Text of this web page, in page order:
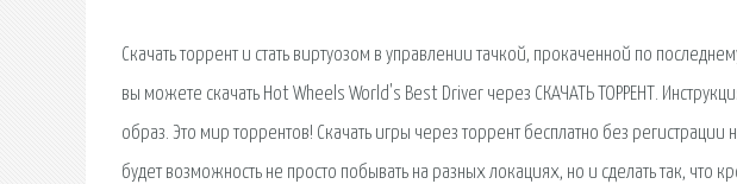
Скачать торрент и стать виртуозом в управлении тачкой, прокаченной по
вы можете скачать Hot Wheels World's Best Driver через СКАЧАТЬ ТОРРЕНТ.
образ. Это мир торрентов! Скачать игры через торрент бесплатно без
будет возможность не просто побывать на разных локациях, но и сделать так, что